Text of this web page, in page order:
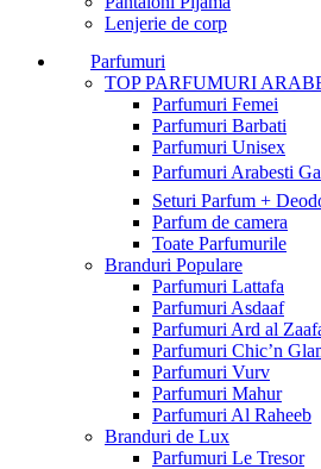
Lenjerie de corp
Parfumuri
TOP PARFUMURI
Parfumuri Femei
Parfumuri Barbati
Parfumuri Unisex
Parfumuri Arabesti
Seturi Parfum +
Parfum de camera
Toate Parfumurile
Branduri Populare
Parfumuri Lattafa
Parfumuri Asdaaf
Parfumuri Ard al
Parfumuri Chic’n
Parfumuri Vurv
Parfumuri Mahur
Parfumuri Al Raheeb
Branduri de Lux
Parfumuri Le Tresor